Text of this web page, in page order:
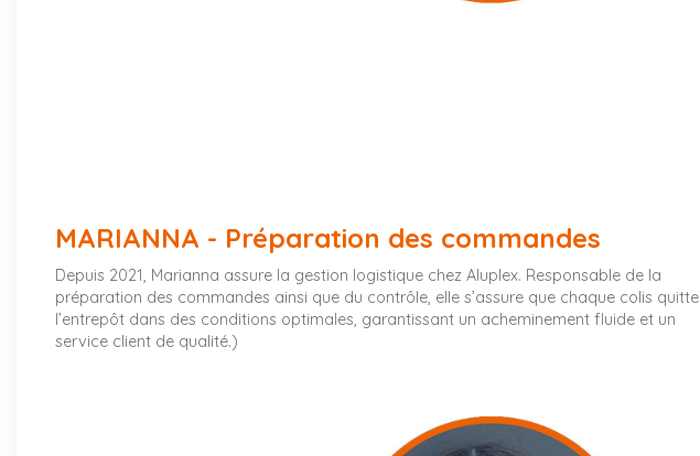
MARIANNA - Préparation des commandes
Depuis 2021, Marianna assure la gestion logistique chez Aluplex. Responsable de la
préparation des commandes ainsi que du contrôle, elle s’assure que chaque colis quitte
l’entrepôt dans des conditions optimales, garantissant un acheminement fluide et un
service client de qualité.)